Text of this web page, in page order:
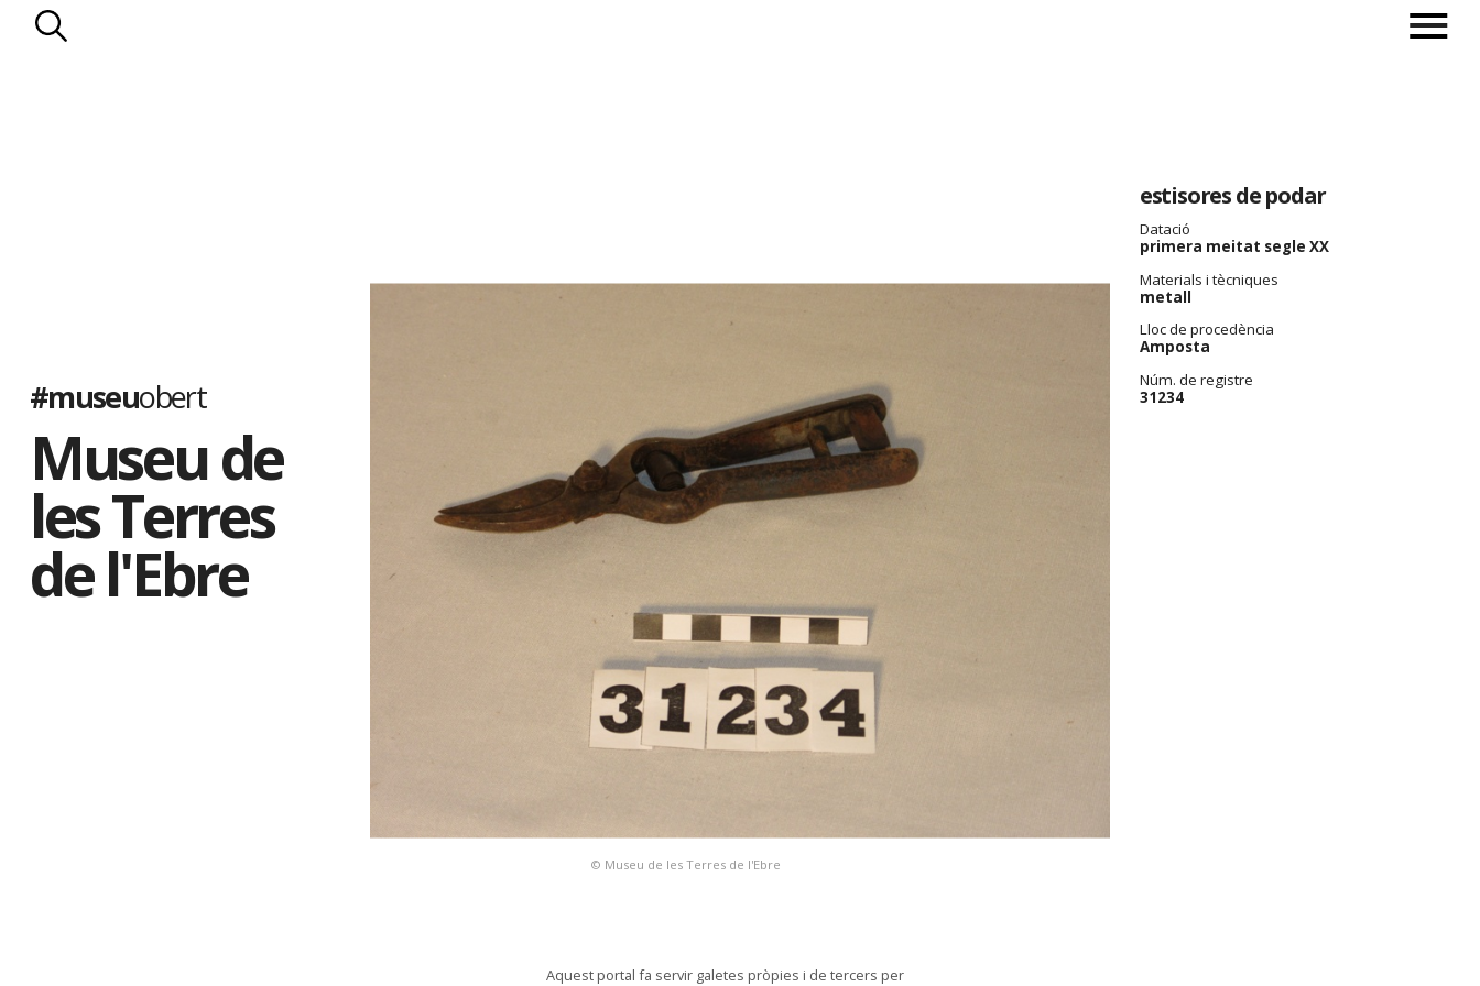
#museuobert
Museu de
les Terres
de l'Ebre
© Museu de les Terres de l'Ebre
estisores de podar
Datació
primera meitat segle XX
Materials i tècniques
metall
Lloc de procedència
Amposta
Núm. de registre
31234
Aquest portal fa servir galetes pròpies i de tercers per